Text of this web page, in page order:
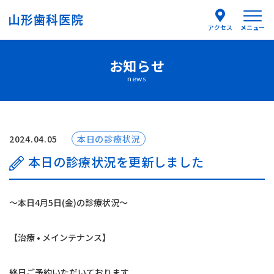
アクセス メニュー
医師紹介
はじめての方へ
診療案内
よくあるご質問
お知らせ
お知らせ
news
2024.04.05 本日の診療状況
本日の診療状況を更新しました
〜本日4月5日(金)の診療状況〜
【治療 • メインテナンス】